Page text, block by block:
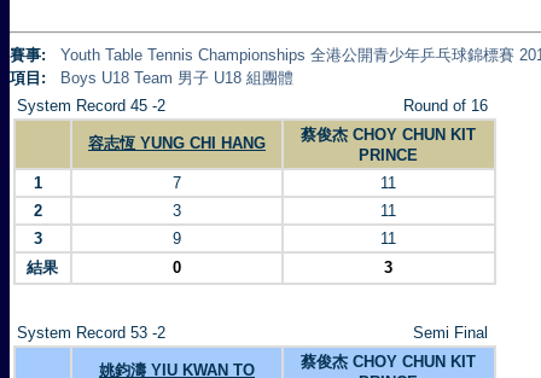
賽事:
Youth Table Tennis Championships 全港公開青少年乒乓球錦標賽
項目:
Boys U18 Team 男子 U18 組團體
System Record 45 -2
Round of 16
容志恆 YUNG CHI HANG
蔡俊杰 CHOY CHUN KIT
PRINCE
1
7
11
2
3
11
3
9
11
結果
0 3
System Record 53 -2 Semi Final
姚鈞濤 YIU KWAN TO
蔡俊杰 CHOY CHUN KIT